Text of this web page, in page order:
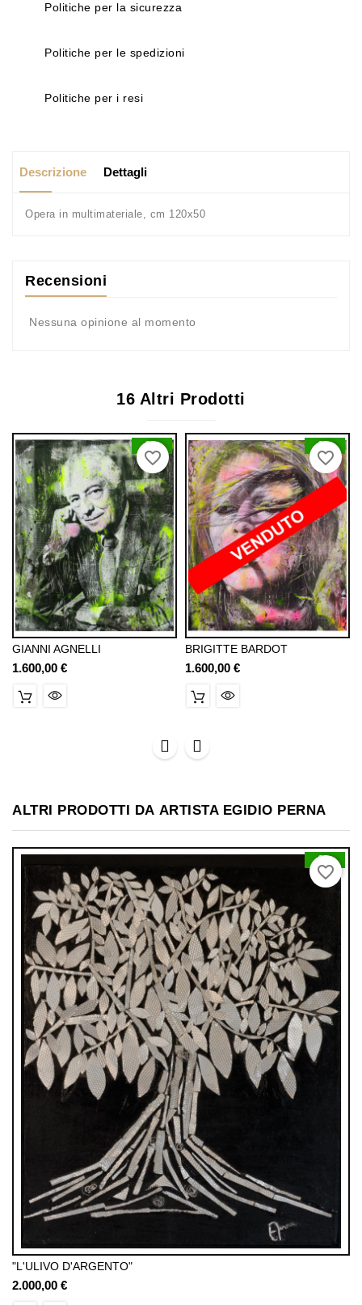
Politiche per la sicurezza
Politiche per le spedizioni
Politiche per i resi
Descrizione Dettagli
Opera in multimateriale, cm 120x50
Recensioni
Nessuna opinione al momento
16 Altri Prodotti
0
GIANNI AGNELLI
1.600,00 €Prezzo
favorite_border
0
BRIGITTE BARDOT
1.600,00 €Prezzo
favorite_border
ALTRI PRODOTTI DA ARTISTA EGIDIO PERNA
0
"L'ULIVO D'ARGENTO"
2.000,00 €Prezzo
favorite_border